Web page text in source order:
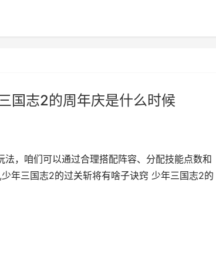
国志2的周年庆是什么时候
，咱们可以通过合理搭配阵容、分配技能点数和
年三国志2的过关斩将有啥子诀窍 少年三国志2的